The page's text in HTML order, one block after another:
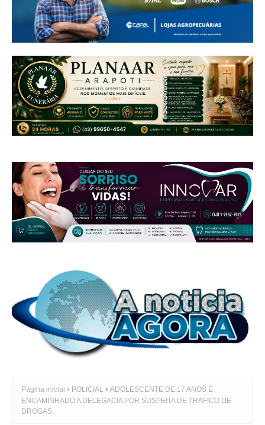
Página inicial POLICIAL
ADOLESCENTE DE 17 ANOS É
ENCAMINHADO A DELEGACIA POR SUSPEITA DE TRAFICO DE
DROGAS.